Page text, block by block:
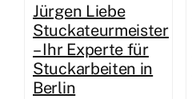
Jürgen Liebe
Stuckateurmeister
– Ihr Experte für
Stuckarbeiten in
Berlin